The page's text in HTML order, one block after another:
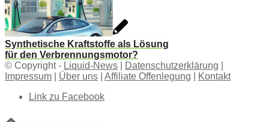
Synthetische Kraftstoffe als Lösung
für den Verbrennungsmotor?
© Copyright - Liquid-News Datenschutzerklärung
Impressum
Über uns Affiliate Offenlegung
Kontakt
Link zu Facebook